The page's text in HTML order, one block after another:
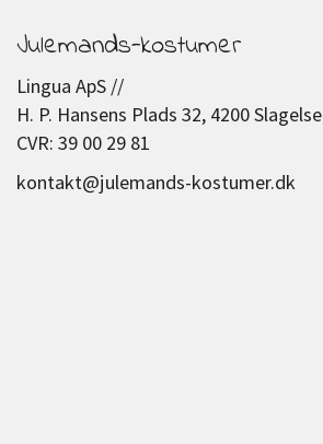
Julemands-kostumer
Lingua ApS //
H. P. Hansens Plads 32, 4200 Slagelse
CVR: 39 00 29 81
kontakt@julemands-kostumer.dk